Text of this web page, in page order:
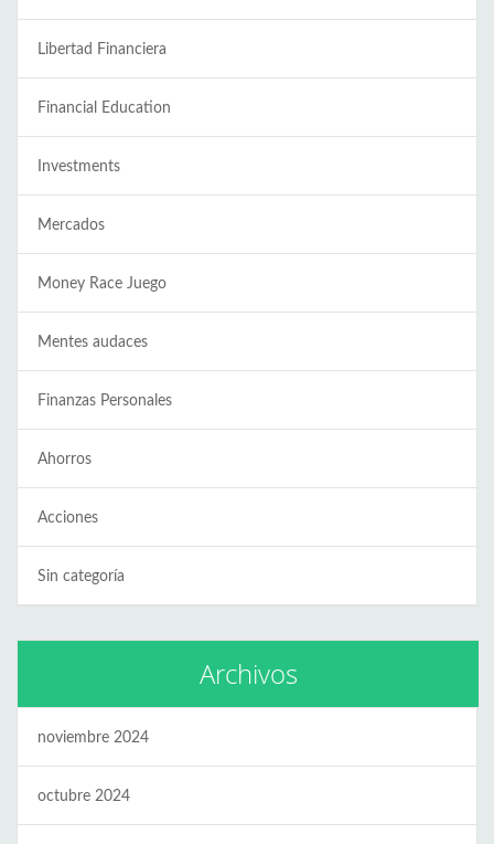
Libertad Financiera
Financial Education
Investments
Mercados
Money Race Juego
Mentes audaces
Finanzas Personales
Ahorros
Acciones
Sin categoría
Archivos
noviembre 2024
octubre 2024